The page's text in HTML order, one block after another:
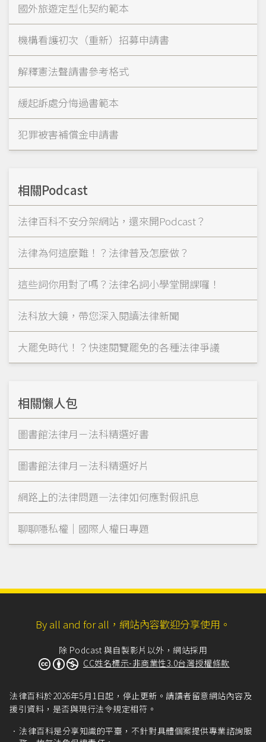
國外旅遊定型化契約範本
機構看護初次（重新）招募申請書
解釋憲法聲請書參考格式
緩起訴處分悔過書範本
犯罪被害補償金申請書
相關Podcast
法律百科不安分架網站，還來開Podcast？
法律為何這麼難！？法律普及怎麼做？
這些詞你用對了嗎？法律名詞小學堂開課囉！
法科放大鏡，帶您深入閱讀法律新聞
大罷免時代！？快速閱覽罷免的各種法律爭議
相關懶人包
圖書館法律月－法科精選好書
圖書館法律月－法科精選好片
網路上的法律問題—法律如何應對假訊息
聊聊隱私權｜國際人權日專題
By all and for all，網站內容歡迎分享使用。
除 Podcast 與自製影片以外，網站採用
CC姓名標示-非商業性3.0台灣授權條款
法律百科於2026年5月1日起，停止更新。請讀者留意網站內容及
援引資料，是否與現行法令規定相符。
法律百科是分享知識的平臺，不針對具體個案提供專業諮詢服